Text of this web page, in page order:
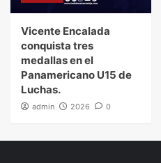
Vicente Encalada
conquista tres
medallas en el
Panamericano U15 de
Luchas.
admin 2026 0